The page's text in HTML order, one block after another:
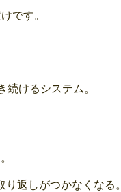
です。
けるシステム。
返しがつかなくなる。